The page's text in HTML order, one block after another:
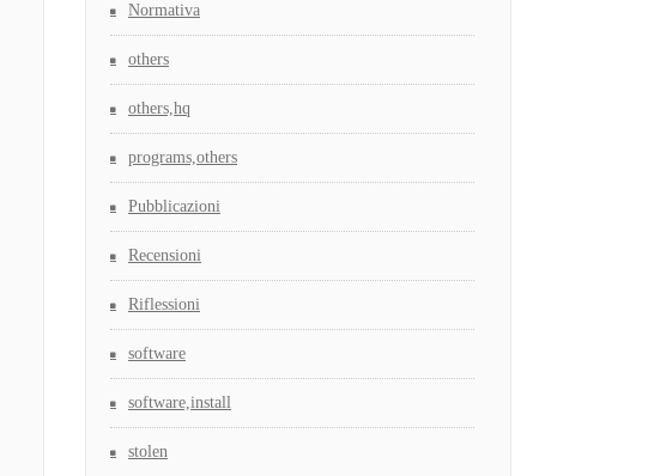
Normativa
others
others,hq
programs,others
Pubblicazioni
Recensioni
Riflessioni
software
software,install
stolen